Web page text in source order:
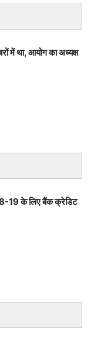
में था, आयोग का अध्यक्ष
19 के लिए बैंक क्रेडिट